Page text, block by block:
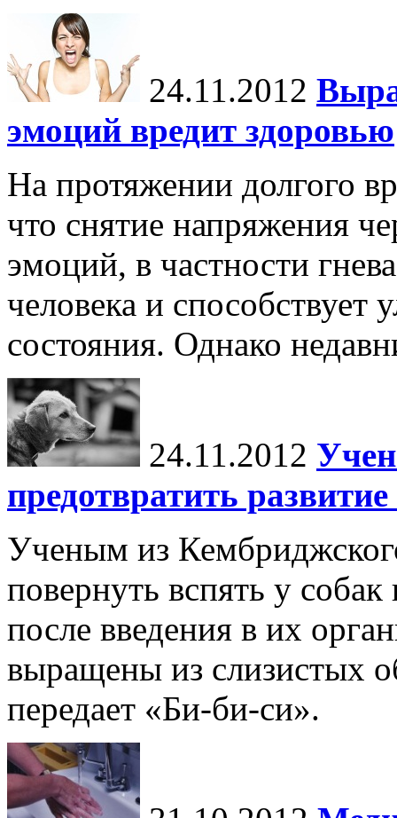
24.11.2012
эмоций вредит здоровью
На протяжении долгого
что снятие напряжения
эмоций, в частности
человека и
состояния. Однако
24.11.2012
предотвратить
Ученым из
повернуть вспять у
после введения в их
выращены из слизистых
передает «Би-би-си».